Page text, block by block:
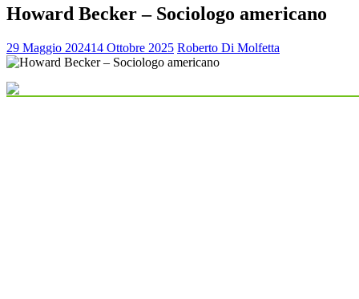
Howard Becker – Sociologo americano
29 Maggio 202414 Ottobre 2025 Roberto Di Molfetta